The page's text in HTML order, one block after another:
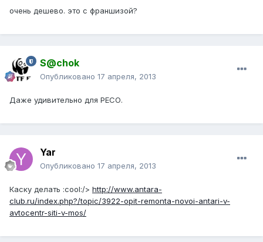
очень дешево. это с франшизой?
S@chok
Опубликовано 17 апреля, 2013
Даже удивительно для РЕСО.
Yar
Опубликовано 17 апреля, 2013
Каску делать :cool:/> http://www.antara-
club.ru/index.php?/topic/3922-opit-remonta-novoi-antari-v-
avtocentr-siti-v-mos/